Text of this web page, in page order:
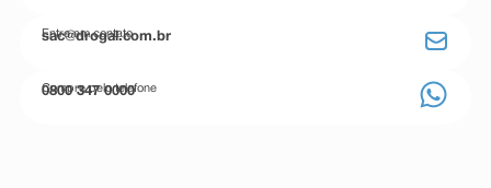
Entre em contato
sac@drogal.com.br
Compre pelo telefone
0800 347 0000